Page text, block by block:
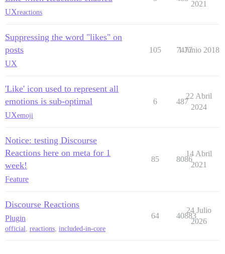
UXreactions
2021
Suppressing the word "likes" on
posts
UX
105 7477
1 Junio 2018
'Like' icon used to represent all
emotions is sub-optimal
UXemoji
6 487
22 Abril
2024
Notice: testing Discourse
Reactions here on meta for 1
week!
Feature
85 8086
14 Abril
2021
Discourse Reactions
Plugin
official, reactions, included-in-core
64 40883
24 Julio
2026